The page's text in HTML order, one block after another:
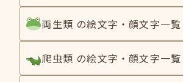
両生類 の絵文字・顔文字一覧
爬虫類 の絵文字・顔文字一覧